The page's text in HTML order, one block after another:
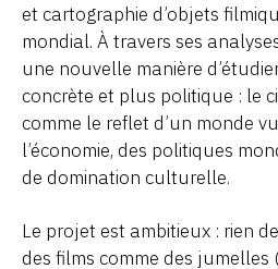
et cartographie d’objets
mondial. À travers ses
une nouvelle manière
concrète et plus politique : le
comme le reflet d’un monde
l’économie, des politiques
de domination culturelle.
Le projet est ambitieux : rien
des films comme des